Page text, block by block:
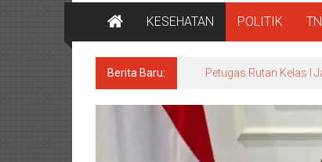
KESEHATAN POLITIK
Berita Baru: Petugas Rutan Kelas I